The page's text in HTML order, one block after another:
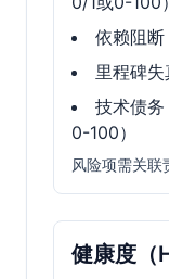
依赖阻断
里程碑失
技术债务
0-100）
风险项需关联
健康度（